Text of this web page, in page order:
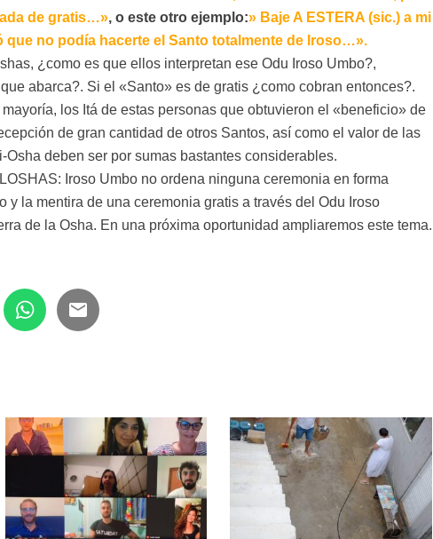
de gratis…», o este otro ejemplo:» Baje A ESTERA (sic.) a mi
que no podía hacerte el Santo totalmente de Iroso…».
¿como es que ellos interpretan ese Odu Iroso Umbo?,
abarca?. Si el «Santo» es de gratis ¿como cobran entonces?.
los Itá de estas personas que obtuvieron el «beneficio» de
de gran cantidad de otros Santos, así como el valor de las
deben ser por sumas bastantes considerables.
Iroso Umbo no ordena ninguna ceremonia en forma
y la mentira de una ceremonia gratis a través del Odu Iroso
de la Osha. En una próxima oportunidad ampliaremos este tema.